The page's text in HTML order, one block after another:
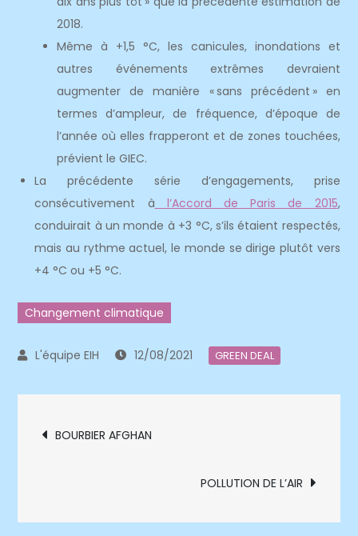
2018.
Même à +1,5 °C, les canicules, inondations et
autres événements extrêmes devraient
augmenter de manière « sans précédent » en
termes d’ampleur, de fréquence, d’époque de
l’année où elles frapperont et de zones touchées,
prévient le GIEC.
La précédente série d’engagements, prise
consécutivement à l’Accord de Paris de 2015,
conduirait à un monde à +3 °C, s’ils étaient respectés,
mais au rythme actuel, le monde se dirige plutôt vers
+4 °C ou +5 °C.
Changement climatique
12/08/2021 GREEN DEAL
Navigation
l’article
BOURBIER AFGHAN
POLLUTION DE L’AIR